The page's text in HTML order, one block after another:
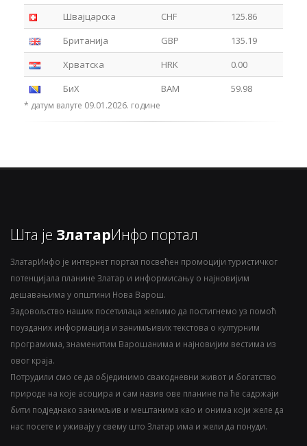
Швајцарска
CHF
125.86
Британија
GBP
135.19
Хрватска
HRK
0.00
БиХ
BAM 59.98
* датум валуте 09.01.2026. године
Шта је ЗлатарИнфо портал
ЗлатарИнфо је интернет портал посвећен промоцији туристичког
потенцијала планине Златар и информисању о најновијим
дешавањима у општини Нова Варош.
Задовољство наших посетилаца желимо да постигнемо уз помоћ
поузданих информација и занимљивих текстова о културним
програмима, знаменитим Варошанима и најновијим вестима из
овог краја.
Потрудили смо се да објединимо свакодневни живот и богатство
природе на које асоцира и сам назив ове планине па ће садржаји
бити подједнако занимљив и мештанима као и онима који желе да
нас посете и уживају у свему што Златар има и жели да понуди.